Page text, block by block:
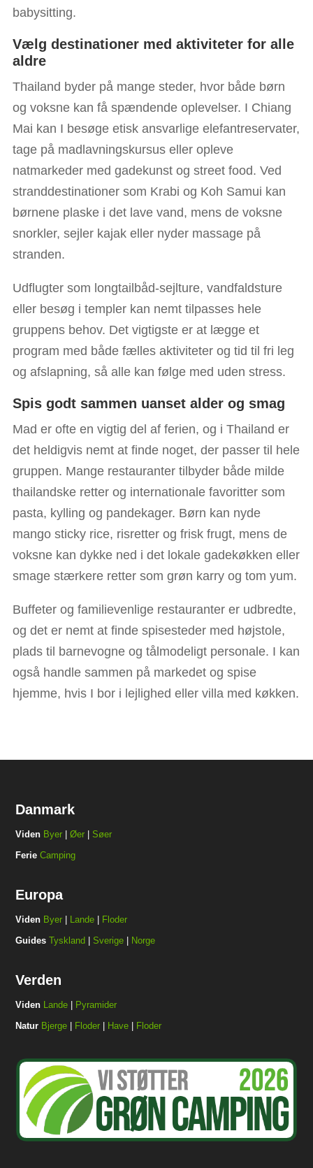
babysitting.
Vælg destinationer med aktiviteter for alle
aldre
Thailand byder på mange steder, hvor både børn
og voksne kan få spændende oplevelser. I Chiang
Mai kan I besøge etisk ansvarlige elefantreservater,
tage på madlavningskursus eller opleve
natmarkeder med gadekunst og street food. Ved
stranddestinationer som Krabi og Koh Samui kan
børnene plaske i det lave vand, mens de voksne
snorkler, sejler kajak eller nyder massage på
stranden.
Udflugter som longtailbåd-sejlture, vandfaldsture
eller besøg i templer kan nemt tilpasses hele
gruppens behov. Det vigtigste er at lægge et
program med både fælles aktiviteter og tid til fri leg
og afslapning, så alle kan følge med uden stress.
Spis godt sammen uanset alder og smag
Mad er ofte en vigtig del af ferien, og i Thailand er
det heldigvis nemt at finde noget, der passer til hele
gruppen. Mange restauranter tilbyder både milde
thailandske retter og internationale favoritter som
pasta, kylling og pandekager. Børn kan nyde
mango sticky rice, risretter og frisk frugt, mens de
voksne kan dykke ned i det lokale gadekøkken eller
smage stærkere retter som grøn karry og tom yum.
Buffeter og familievenlige restauranter er udbredte,
og det er nemt at finde spisesteder med højstole,
plads til barnevogne og tålmodeligt personale. I kan
også handle sammen på markedet og spise
hjemme, hvis I bor i lejlighed eller villa med køkken.
Danmark
Viden Byer |Øer |Søer
Ferie Camping
Europa
Viden Byer Lande
Floder
Guides Tyskland |Sverige Norge
Verden
Viden Lande
Pyramider
Natur Bjerge Floder Have Floder